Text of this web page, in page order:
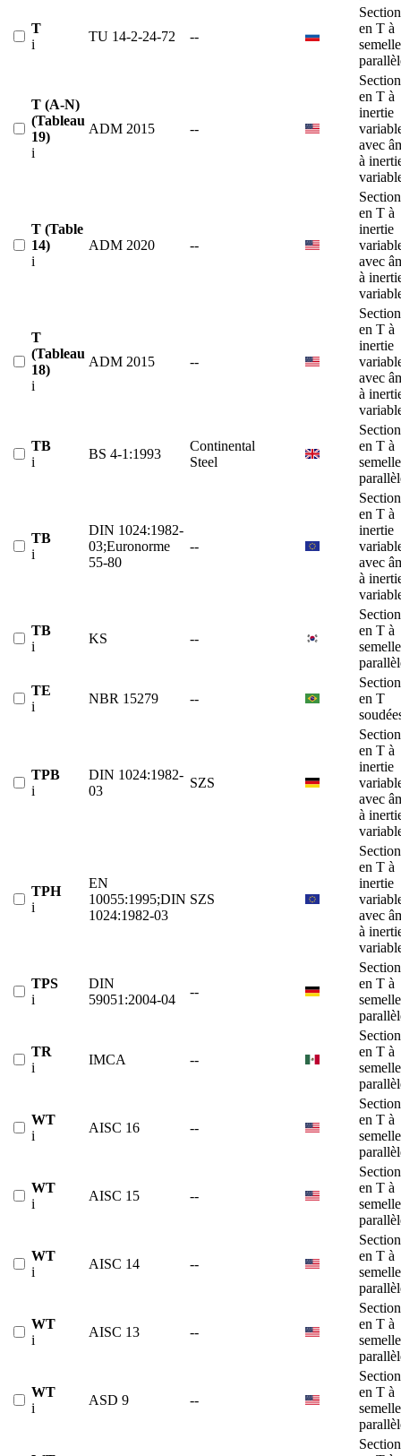
T
i
TU 14-2-24-72 --
en T à
T (A-N)
(Tableau
19)
i
ADM 2015 --
en T à
inertie
avec
à
T (Table
14)
i
ADM 2020 --
en T à
inertie
avec
à
T
(Tableau
18)
i
ADM 2015 --
en T à
inertie
avec
à
TB
i
BS 4-1:1993
Continental
Steel
en T à
TB
i
DIN 1024:1982-
03;Euronorme
55-80
--
en T à
inertie
avec
à
TB
i
KS --
en T à
TE
i
NBR 15279 --
en T
TPB
i
DIN 1024:1982-
03
SZS
en T à
inertie
avec
à
TPH
i
EN
10055:1995;DIN
1024:1982-03
SZS
en T à
inertie
avec
à
TPS
i
DIN
59051:2004-04
--
en T à
TR
i
IMCA --
en T à
WT
i
AISC 16 --
en T à
WT
i
AISC 15 --
en T à
WT
i
AISC 14 --
en T à
WT
i
AISC 13 --
en T à
WT
i
ASD 9 --
en T à